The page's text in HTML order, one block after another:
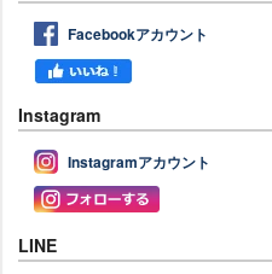
Facebookアカウント
Instagram
Instagramアカウント
LINE